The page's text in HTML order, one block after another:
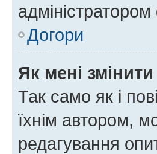
Догори
Як мені
Так само як і
їхнім автором,
редагування